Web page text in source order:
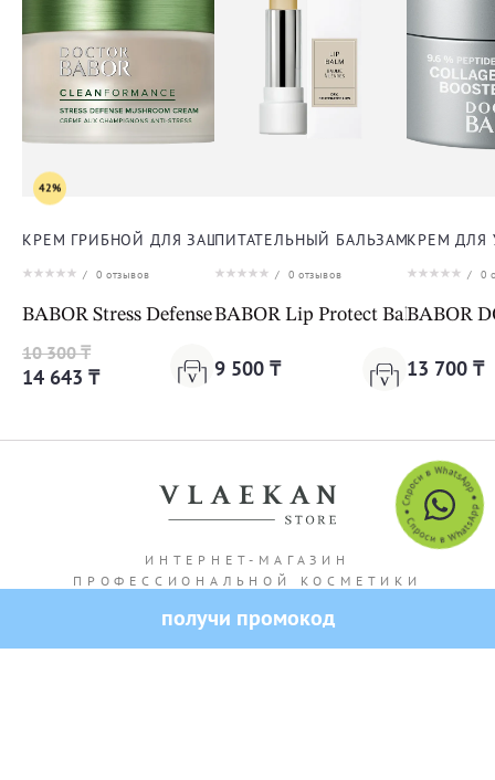
42%
КРЕМ ГРИБНОЙ ДЛЯ ЗАЩИТЫ ОТ СТРЕССА ДЛЯ ЛИЦА
/ 0 отзывов
BABOR Stress Defense Mushroom Cream
10 300 ₸
14 643 ₸
ПИТАТЕЛЬНЫЙ БАЛЬЗАМ ДЛЯ ГУБ
/ 0 отзывов
BABOR Lip Protect Balm
9 500 ₸
КРЕМ ДЛЯ
/ 0
BABOR
13 700 ₸
ИНТЕРНЕТ-МАГАЗИН
ПРОФЕССИОНАЛЬНОЙ КОСМЕТИКИ
получи промокод